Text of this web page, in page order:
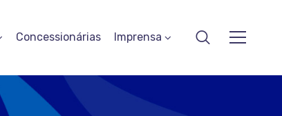
Concessionárias Imprensa